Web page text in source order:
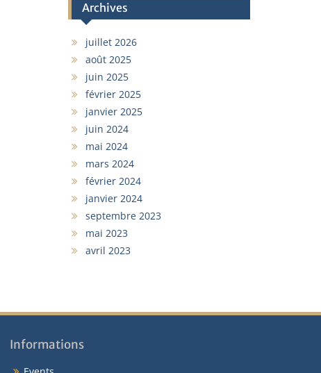
Archives
juillet 2026
août 2025
juin 2025
février 2025
janvier 2025
juin 2024
mai 2024
mars 2024
février 2024
janvier 2024
septembre 2023
mai 2023
avril 2023
Informations